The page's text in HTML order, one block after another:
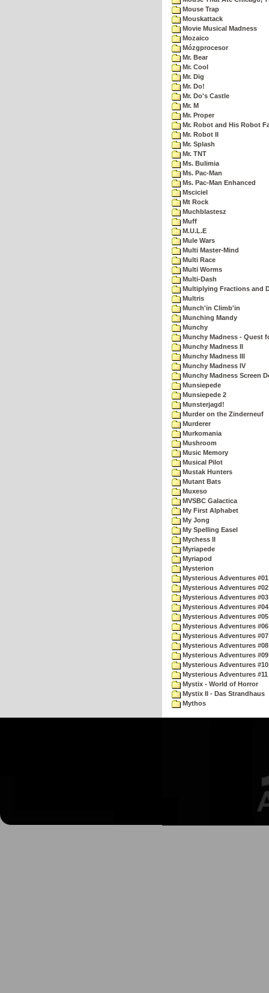
Mouse Trap
Mouskattack
Movie Musical Madness
Mozaico
Mózgprocesor
Mr. Bear
Mr. Cool
Mr. Dig
Mr. Do!
Mr. Do's Castle
Mr. M
Mr. Proper
Mr. Robot and His Robot
Mr. Robot II
Mr. Splash
Mr. TNT
Ms. Bulimia
Ms. Pac-Man
Ms. Pac-Man Enhanced
Msciciel
Mt Rock
Muchblastesz
Muff
M.U.L.E
Mule Wars
Multi Master-Mind
Multi Race
Multi Worms
Multi-Dash
Multiplying Fractions and
Multris
Munch'in Climb'in
Munching Mandy
Munchy
Munchy Madness - Quest
Munchy Madness II
Munchy Madness III
Munchy Madness IV
Munchy Madness Screen
Munsiepede
Munsiepede 2
Munsterjagd!
Murder on the Zinderneuf
Murderer
Murkomania
Mushroom
Music Memory
Musical Pilot
Mustak Hunters
Mutant Bats
Muxeso
MVSBC Galactica
My First Alphabet
My Jong
My Spelling Easel
Mychess II
Myriapede
Myriapod
Mysterion
Mysterious Adventures
Mysterious Adventures
Mysterious Adventures
Mysterious Adventures
Mysterious Adventures
Mysterious Adventures
Mysterious Adventures
Mysterious Adventures
Mysterious Adventures
Mysterious Adventures
Mysterious Adventures
Mystix - World of Horror
Mystix II - Das Strandhaus
Mythos